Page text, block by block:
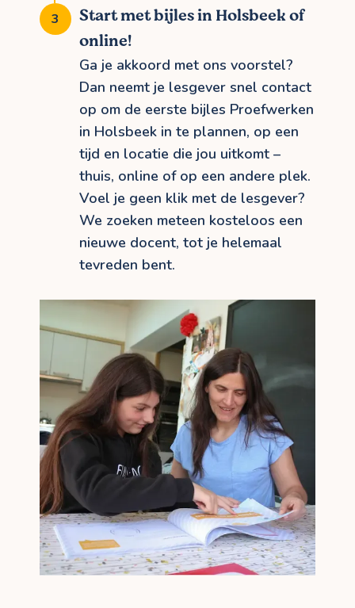
Start met bijles in Holsbeek of
online!
Ga je akkoord met ons voorstel?
Dan neemt je lesgever snel contact
op om de eerste bijles Proefwerken
in Holsbeek in te plannen, op een
tijd en locatie die jou uitkomt –
thuis, online of op een andere plek.
Voel je geen klik met de lesgever?
We zoeken meteen kosteloos een
nieuwe docent, tot je helemaal
tevreden bent.